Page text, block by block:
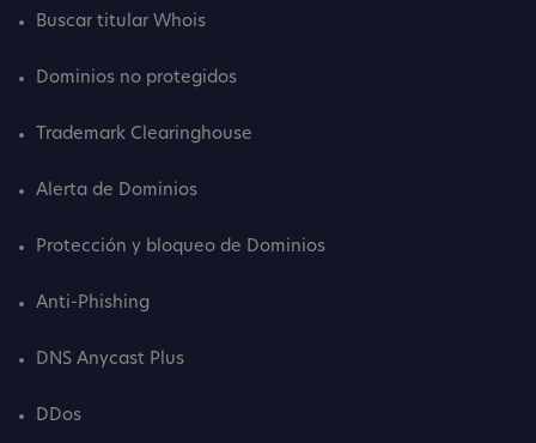
Buscar titular Whois
Dominios no protegidos
Trademark Clearinghouse
Alerta de Dominios
Protección y bloqueo de Dominios
Anti-Phishing
DNS Anycast Plus
DDos